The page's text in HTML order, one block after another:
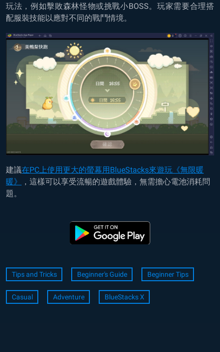
玩法，例如擊敗森林怪物或挑戰小BOSS。玩家需要合理搭
配服裝技能以應對不同的戰鬥情境。
建議在PC上使用更大的螢幕用BlueStacks來遊玩 《無限暖
暖》
，這樣可以享受流暢的遊戲體驗，無需擔心電池消耗問
題。
Tips and Tricks Beginner's Guide Beginner Tips
Casual Adventure BlueStacks X